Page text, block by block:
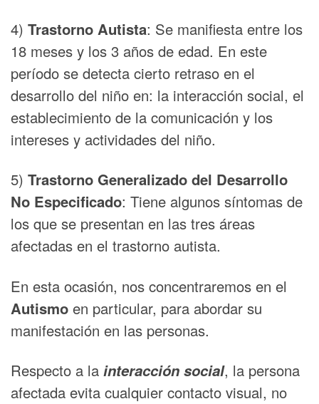
4) Trastorno Autista: Se manifiesta entre los
18 meses y los 3 años de edad. En este
período se detecta cierto retraso en el
desarrollo del niño en: la interacción social, el
establecimiento de la comunicación y los
intereses y actividades del niño.
5) Trastorno Generalizado del Desarrollo
No Especificado: Tiene algunos síntomas de
los que se presentan en las tres áreas
afectadas en el trastorno autista.
En esta ocasión, nos concentraremos en el
Autismo en particular, para abordar su
manifestación en las personas.
Respecto a la interacción social, la persona
afectada evita cualquier contacto visual, no